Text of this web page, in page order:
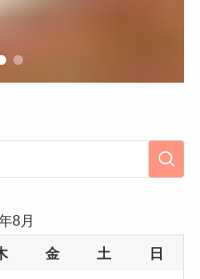
8月
金 土 日